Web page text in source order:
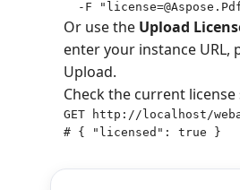
-F
Or use the Upload
enter your instance URL,
Upload.
Check the current
GET http://localhost/
# { "licensed": true }